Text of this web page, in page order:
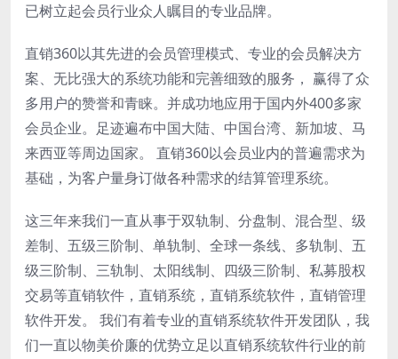
已树立起会员行业众人瞩目的专业品牌。
直销360以其先进的会员管理模式、专业的会员解决方
案、无比强大的系统功能和完善细致的服务， 赢得了众
多用户的赞誉和青睐。并成功地应用于国内外400多家
会员企业。足迹遍布中国大陆、中国台湾、新加坡、马
来西亚等周边国家。 直销360以会员业内的普遍需求为
基础，为客户量身订做各种需求的结算管理系统。
这三年来我们一直从事于双轨制、分盘制、混合型、级
差制、五级三阶制、单轨制、全球一条线、多轨制、五
级三阶制、三轨制、太阳线制、四级三阶制、私募股权
交易等直销软件，直销系统，直销系统软件，直销管理
软件开发。 我们有着专业的直销系统软件开发团队，我
们一直以物美价廉的优势立足以直销系统软件行业的前